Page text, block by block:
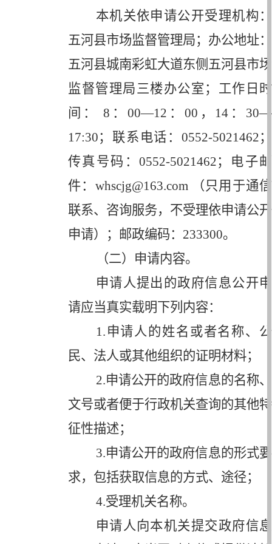
本机关依申请公开受理机构：
五河县市场监督管理局；办公地址：
五河县城南彩虹大道东侧五河县市场
监督管理局三楼办公室；工作日时
间：
8 ：00—12 ： 00 ， 14 ： 30—
17:30；联系电话： 0552-5021462；
传真号码： 0552-5021462；电子邮
件： whscjg@163.com
（只用于通信
联系、咨询服务，不受理依申请公开
申请）；邮政编码： 233300。
（二）申请内容。
申请人提出的政府信息公开申
请应当真实载明下列内容：
1. 申请人的姓名或者名称、公
民、法人或其他组织的证明材料；
2.申请公开的政府信息的名称、
文号或者便于行政机关查询的其他特
征性描述；
3.申请公开的政府信息的形式要
求，包括获取信息的方式、途径；
4.受理机关名称。
申请人向本机关提交政府信息